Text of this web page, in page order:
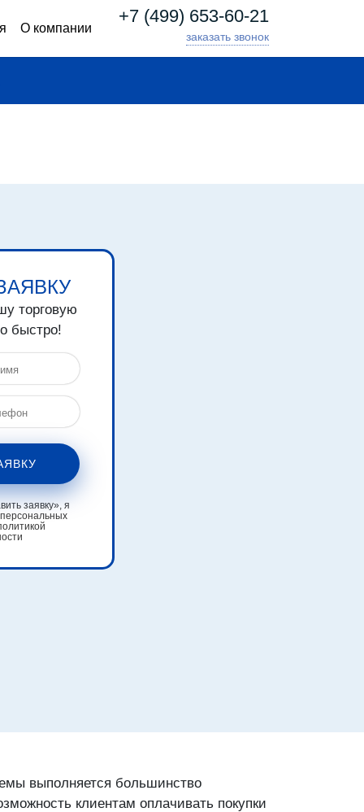
О компании
+7 (499) 653-60-21
заказать звонок
торговую
быстро!
заявку», я
выполняется большинство
клиентам оплачивать покупки